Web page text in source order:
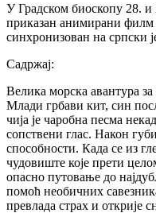
У Градском биоскопу 28. и
приказан анимирани филм
синхронизован на српски
Садржај:
Велика морска авантура
Млади грбави кит, син
чија је чаробна песма
сопствени глас. Након
способности. Када се из
чудовиште које прети
опасно путовање до
помоћ необичних
превлада страх и открије